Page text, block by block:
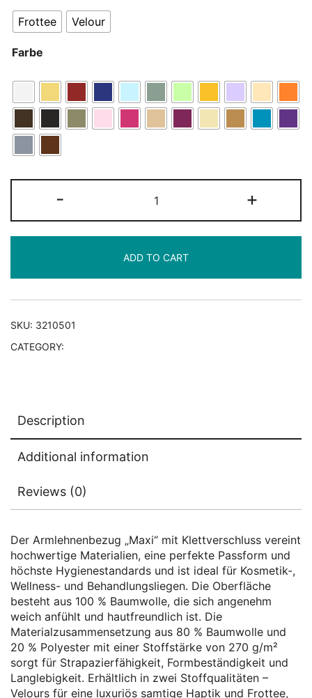
Frottee Velour
Farbe
-
„Medium“
mit
quantity
+
ADD TO CART
SKU: 3210501
CATEGORY:
Description
Additional information
Reviews (0)
Der Armlehnenbezug „Maxi“ mit Klettverschluss vereint
hochwertige Materialien, eine perfekte Passform und
höchste Hygienestandards und ist ideal für Kosmetik-,
Wellness- und Behandlungsliegen. Die Oberfläche
besteht aus 100 % Baumwolle, die sich angenehm
weich anfühlt und hautfreundlich ist. Die
Materialzusammensetzung aus 80 % Baumwolle und
20 % Polyester mit einer Stoffstärke von 270 g/m²
sorgt für Strapazierfähigkeit, Formbeständigkeit und
Langlebigkeit. Erhältlich in zwei Stoffqualitäten –
Velours für eine luxuriös samtige Haptik und Frottee,